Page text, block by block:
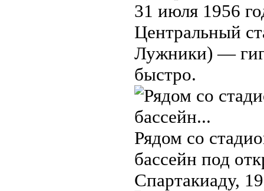
31 июля 1956
Центральный
Лужники) —
быстро.
Рядом со
бассейн под
Спартакиаду,